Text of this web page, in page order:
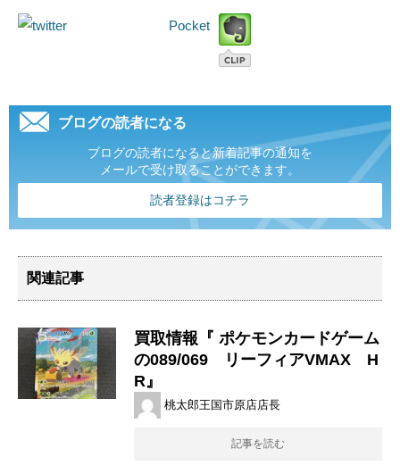
Pocket
ブログの読者になる
ブログの読者になると新着記事の通知を
メールで受け取ることができます。
読者登録はコチラ
関連記事
買取情報『 ポケモンカードゲーム
の089/069 リーフィアVMAX H
R』
桃太郎王国市原店店長
記事を読む